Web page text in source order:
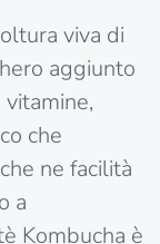
viva di
aggiunto
che
ne facilità
a
Kombucha è